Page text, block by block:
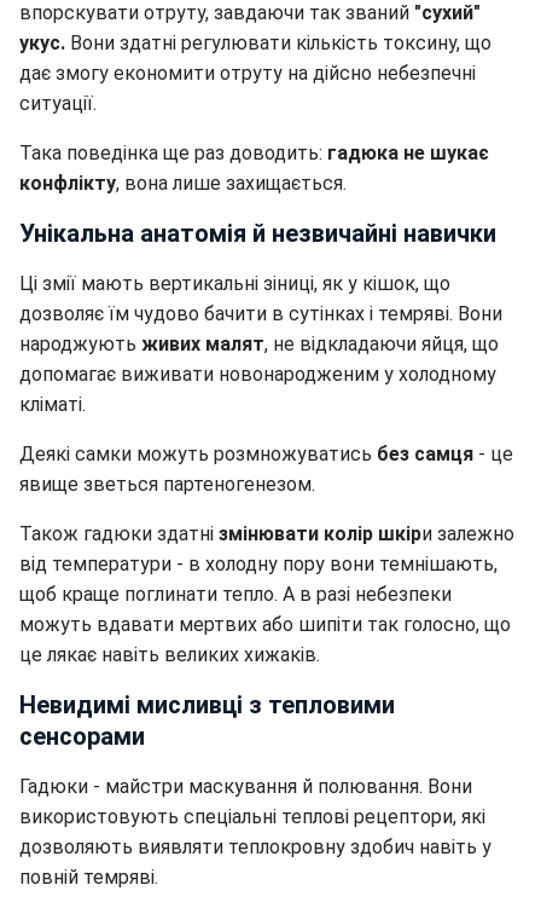
впорскувати отруту, завдаючи так званий "сухий"
укус. Вони здатні регулювати кількість токсину, що
дає змогу економити отруту на дійсно небезпечні
ситуації.
Така поведінка ще раз доводить: гадюка не шукає
конфлікту, вона лише захищається.
Унікальна анатомія й незвичайні навички
Ці змії мають вертикальні зіниці, як у кішок, що
дозволяє їм чудово бачити в сутінках і темряві. Вони
народжують живих малят, не відкладаючи яйця, що
допомагає виживати новонародженим у холодному
кліматі.
Деякі самки можуть розмножуватись без самця - це
явище зветься партеногенезом.
Також гадюки здатні змінювати колір шкіри залежно
від температури - в холодну пору вони темнішають,
щоб краще поглинати тепло. А в разі небезпеки
можуть вдавати мертвих або шипіти так голосно, що
це лякає навіть великих хижаків.
Невидимі мисливці з тепловими
сенсорами
Гадюки - майстри маскування й полювання. Вони
використовують спеціальні теплові рецептори, які
дозволяють виявляти теплокровну здобич навіть у
повній темряві.